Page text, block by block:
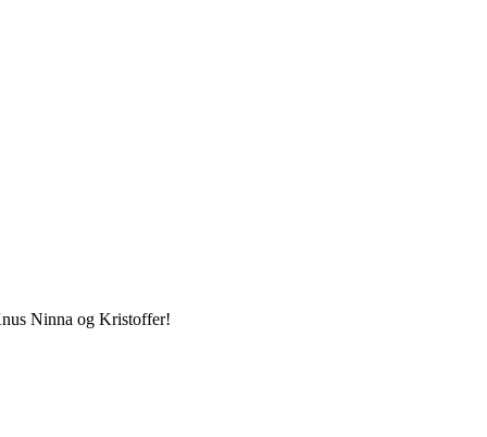
Ninna og Kristoffer!